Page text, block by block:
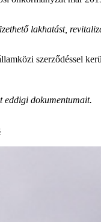
lakhatást,
szerződéssel
eddigi dokumentumait.